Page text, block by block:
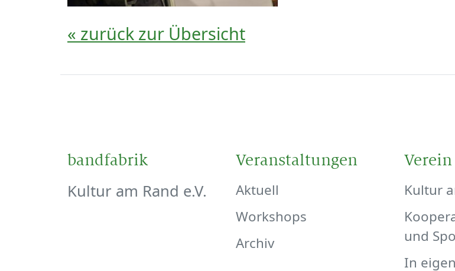
« zurück zur Übersicht
bandfabrik
Kultur am Rand e.V.
Veranstaltungen
Aktuell
Workshops
Archiv
Verein
Kultur
und
In